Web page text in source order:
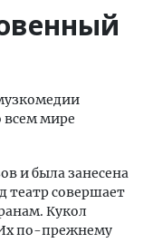
всем мире
и была занесена
театр совершает
Кукол
Их по-прежнему